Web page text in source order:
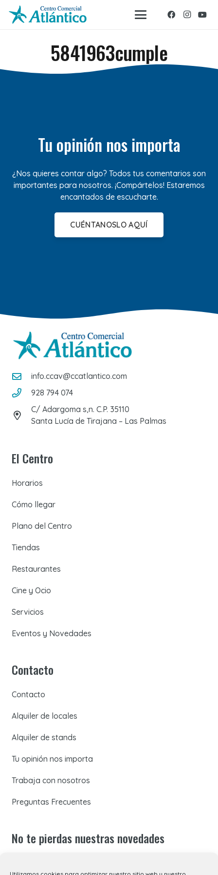
5841963cumple
Tu opinión nos importa
¿Nos quieres contar algo? Todos tus comentarios son
importantes para nosotros. ¡Compártelos! Estaremos
encantados de escucharte.
CUÉNTANOSLO AQUÍ
info.ccav@ccatlantico.com
928 794 074
C/ Adargoma s,n. C.P. 35110
Santa Lucía de Tirajana – Las Palmas
El Centro
Horarios
Cómo llegar
Plano del Centro
Tiendas
Restaurantes
Cine y Ocio
Servicios
Eventos y Novedades
Contacto
Contacto
Alquiler de locales
Alquiler de stands
Tu opinión nos importa
Trabaja con nosotros
Preguntas Frecuentes
No te pierdas nuestras novedades